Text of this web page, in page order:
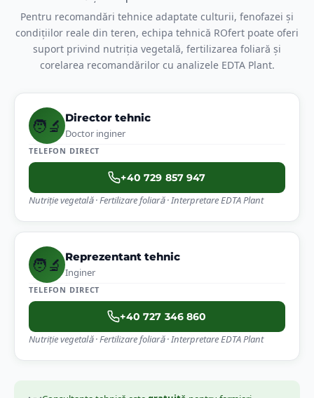
Pentru recomandări tehnice adaptate culturii, fenofazei și
condițiilor reale din teren, echipa tehnică ROfert poate oferi
suport privind nutriția vegetală, fertilizarea foliară și
corelarea recomandărilor cu analizele EDTA Plant.
🧑‍🔬 Director tehnic
Doctor inginer
TELEFON DIRECT
+40 729 857 947
Nutriție vegetală · Fertilizare foliară · Interpretare EDTA Plant
🧑‍🔬 Reprezentant tehnic
Inginer
TELEFON DIRECT
+40 727 346 860
Nutriție vegetală · Fertilizare foliară · Interpretare EDTA Plant